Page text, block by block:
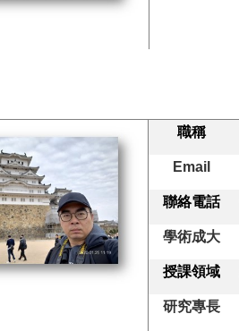
職稱
Email
聯絡電話
學術成大
授課領域
研究專長